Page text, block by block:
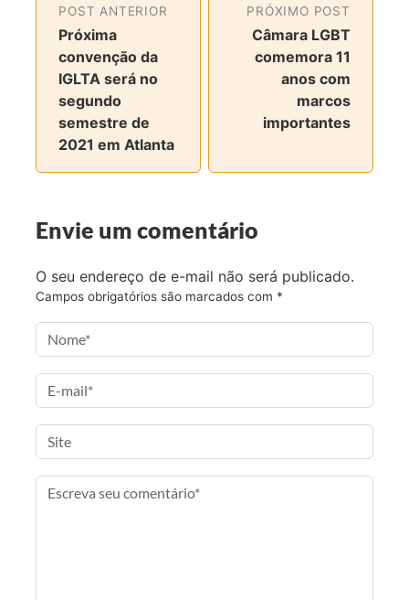
h
a
r
n
o
F
a
c
o
k
h
a
r
n
o
T
w
i
e
h
r
n
I
n
s
g
a
m
h
e
-
i
POST ANTERIOR
Próxima
convenção da
IGLTA será no
segundo
semestre de
2021 em Atlanta
PRÓXIMO POST
Câmara LGBT
comemora 11
anos com
marcos
importantes
Envie um comentário
O seu endereço de e-mail não será publicado.
Campos obrigatórios são marcados com *